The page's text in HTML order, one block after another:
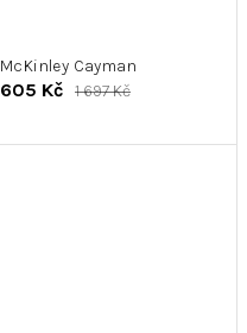
McKinley Cayman
605 Kč 1 697 Kč